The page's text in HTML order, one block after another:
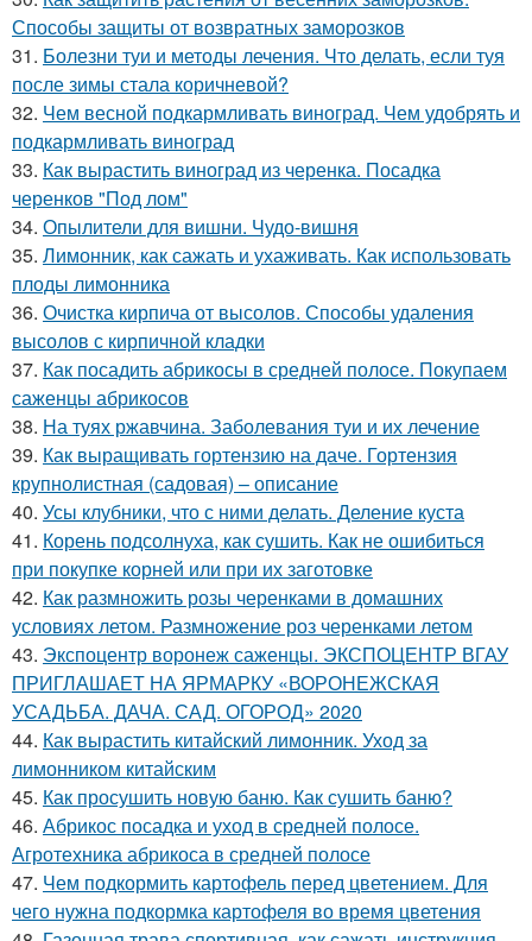
Способы защиты от возвратных заморозков
31. Болезни туи и методы лечения. Что делать, если туя
после зимы стала коричневой?
32. Чем весной подкармливать виноград. Чем удобрять и
подкармливать виноград
33. Как вырастить виноград из черенка. Посадка
черенков "Под лом"
34. Опылители для вишни. Чудо-вишня
35. Лимонник, как сажать и ухаживать. Как использовать
плоды лимонника
36. Очистка кирпича от высолов. Способы удаления
высолов с кирпичной кладки
37. Как посадить абрикосы в средней полосе. Покупаем
саженцы абрикосов
38. На туях ржавчина. Заболевания туи и их лечение
39. Как выращивать гортензию на даче. Гортензия
крупнолистная (садовая) – описание
40. Усы клубники, что с ними делать. Деление куста
41. Корень подсолнуха, как сушить. Как не ошибиться
при покупке корней или при их заготовке
42. Как размножить розы черенками в домашних
условиях летом. Размножение роз черенками летом
43. Экспоцентр воронеж саженцы. ЭКСПОЦЕНТР ВГАУ
ПРИГЛАШАЕТ НА ЯРМАРКУ «ВОРОНЕЖСКАЯ
УСАДЬБА. ДАЧА. САД. ОГОРОД» 2020
44. Как вырастить китайский лимонник. Уход за
лимонником китайским
45. Как просушить новую баню. Как сушить баню?
46. Абрикос посадка и уход в средней полосе.
Агротехника абрикоса в средней полосе
47. Чем подкормить картофель перед цветением. Для
чего нужна подкормка картофеля во время цветения